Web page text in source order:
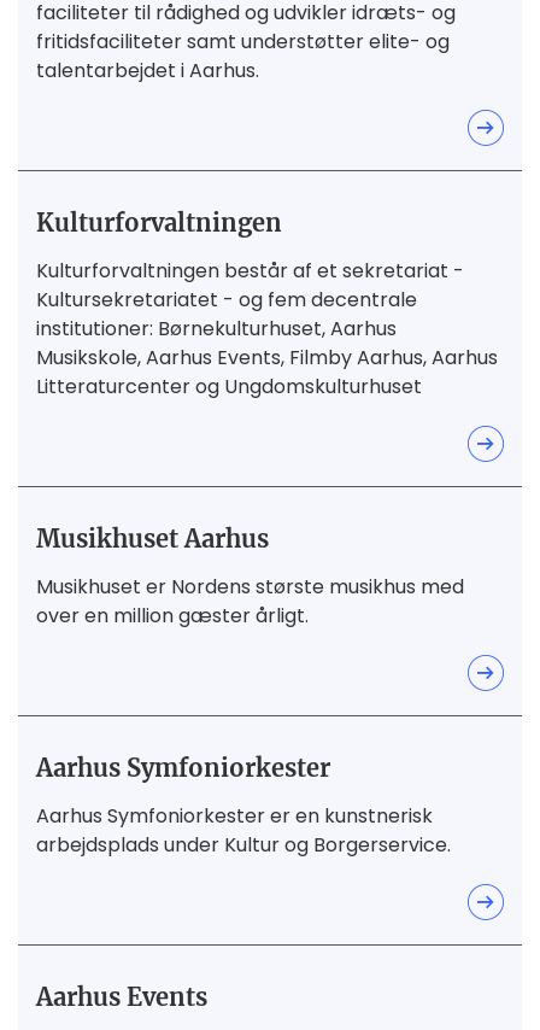
faciliteter til rådighed og udvikler idræts- og
fritidsfaciliteter samt understøtter elite- og
talentarbejdet i Aarhus.
Kulturforvaltningen
Kulturforvaltningen består af et sekretariat -
Kultursekretariatet - og fem decentrale
institutioner: Børnekulturhuset, Aarhus
Musikskole, Aarhus Events, Filmby Aarhus, Aarhus
Litteraturcenter og Ungdomskulturhuset
Musikhuset Aarhus
Musikhuset er Nordens største musikhus med
over en million gæster årligt.
Aarhus Symfoniorkester
Aarhus Symfoniorkester er en kunstnerisk
arbejdsplads under Kultur og Borgerservice.
Aarhus Events